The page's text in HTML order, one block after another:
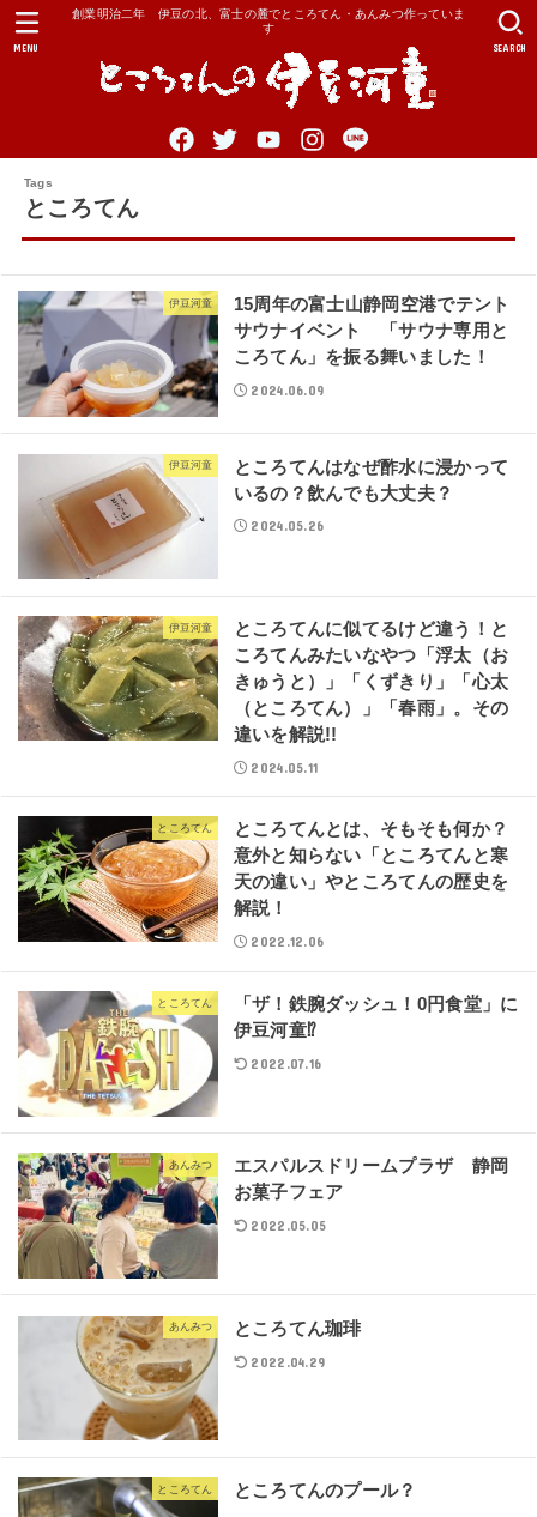
創業明治二年 伊豆の北、富士の麓でところてん・あんみつ作っていま
す
SEARCH
MENU
ところてん
伊豆河童
15周年の富士山静岡空港でテント
サウナイベント 「サウナ専用と
ころてん」を振る舞いました！
2024.06.09
伊豆河童
ところてんはなぜ酢水に浸かって
いるの？飲んでも大丈夫？
2024.05.26
伊豆河童
ところてんに似てるけど違う！と
ころてんみたいなやつ「浮太（お
きゅうと）」「くずきり」「心太
（ところてん）」「春雨」。その
違いを解説!!
2024.05.11
ところてん
ところてんとは、そもそも何か？
意外と知らない「ところてんと寒
天の違い」やところてんの歴史を
解説！
2022.12.06
ところてん
「ザ！鉄腕ダッシュ！0円食堂」に
伊豆河童⁉︎
2022.07.16
あんみつ
エスパルスドリームプラザ 静岡
お菓子フェア
2022.05.05
あんみつ ところてん珈琲
2022.04.29
ところてん ところてんのプール？